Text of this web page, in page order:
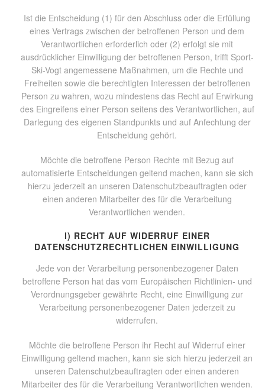
Ist die Entscheidung (1) für den Abschluss oder die Erfüllung
eines Vertrags zwischen der betroffenen Person und dem
Verantwortlichen erforderlich oder (2) erfolgt sie mit
ausdrücklicher Einwilligung der betroffenen Person, trifft Sport-
Ski-Vogt angemessene Maßnahmen, um die Rechte und
Freiheiten sowie die berechtigten Interessen der betroffenen
Person zu wahren, wozu mindestens das Recht auf Erwirkung
des Eingreifens einer Person seitens des Verantwortlichen, auf
Darlegung des eigenen Standpunkts und auf Anfechtung der
Entscheidung gehört.
Möchte die betroffene Person Rechte mit Bezug auf
automatisierte Entscheidungen geltend machen, kann sie sich
hierzu jederzeit an unseren Datenschutzbeauftragten oder
einen anderen Mitarbeiter des für die Verarbeitung
Verantwortlichen wenden.
I) RECHT AUF WIDERRUF EINER
DATENSCHUTZRECHTLICHEN EINWILLIGUNG
Jede von der Verarbeitung personenbezogener Daten
betroffene Person hat das vom Europäischen Richtlinien- und
Verordnungsgeber gewährte Recht, eine Einwilligung zur
Verarbeitung personenbezogener Daten jederzeit zu
widerrufen.
Möchte die betroffene Person ihr Recht auf Widerruf einer
Einwilligung geltend machen, kann sie sich hierzu jederzeit an
unseren Datenschutzbeauftragten oder einen anderen
Mitarbeiter des für die Verarbeitung Verantwortlichen wenden.